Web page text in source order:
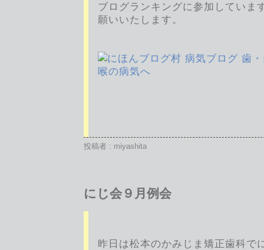
ブログランキングに参加していま
願いいたします。
投稿者 : miyashita
にじ会９月例会
昨日は松本のかみじま矯正歯科で